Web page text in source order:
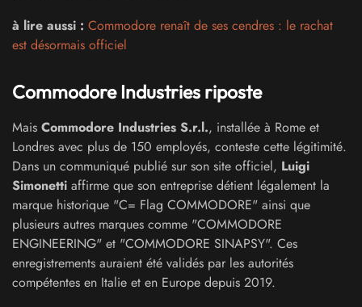
à lire aussi : Commodore renaît de ses cendres : le rachat
est désormais officiel
Commodore Industries riposte
Mais Commodore Industries S.r.l., installée à Rome et
Londres avec plus de 150 employés, conteste cette légitimité.
Dans un communiqué publié sur son site officiel, Luigi
Simonetti affirme que son entreprise détient légalement la
marque historique "C= Flag COMMODORE" ainsi que
plusieurs autres marques comme "COMMODORE
ENGINEERING" et "COMMODORE SINAPSY". Ces
enregistrements auraient été validés par les autorités
compétentes en Italie et en Europe depuis 2019.